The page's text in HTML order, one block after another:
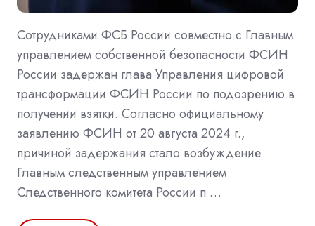
Сотрудниками ФСБ России совместно с Главным
управлением собственной безопасности ФСИН
России задержан глава Управления цифровой
трансформации ФСИН России по подозрению в
получении взятки. Согласно официальному
заявлению ФСИН от 20 августа 2024 г.,
причиной задержания стало возбуждение
Главным следственным управлением
Следственного комитета России п …